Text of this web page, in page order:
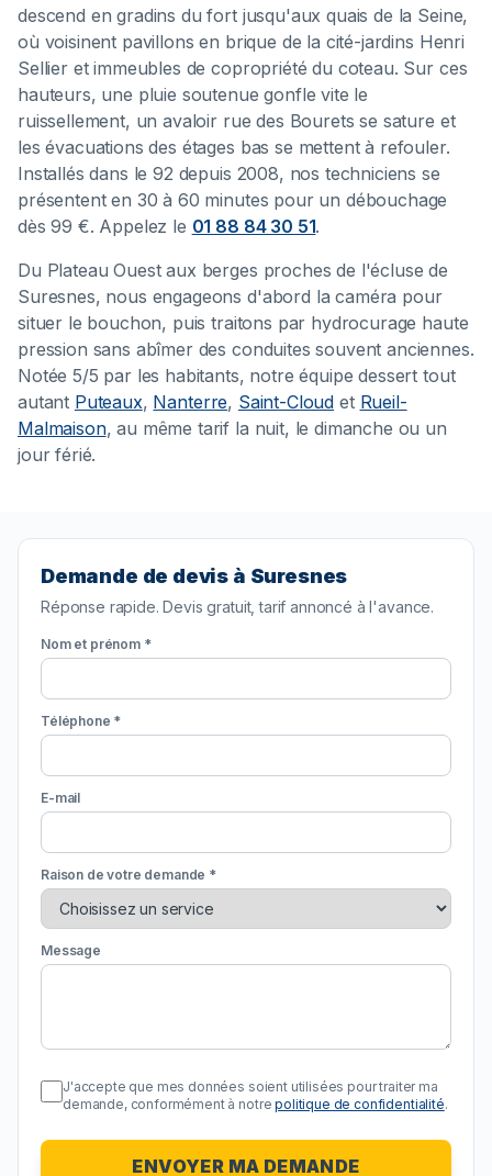
descend en gradins du fort jusqu'aux quais de la Seine,
où voisinent pavillons en brique de la cité-jardins Henri
Sellier et immeubles de copropriété du coteau. Sur ces
hauteurs, une pluie soutenue gonfle vite le
ruissellement, un avaloir rue des Bourets se sature et
les évacuations des étages bas se mettent à refouler.
Installés dans le 92 depuis 2008, nos techniciens se
présentent en 30 à 60 minutes pour un débouchage
dès 99 €. Appelez le 01 88 84 30 51.
Du Plateau Ouest aux berges proches de l'écluse de
Suresnes, nous engageons d'abord la caméra pour
situer le bouchon, puis traitons par hydrocurage haute
pression sans abîmer des conduites souvent anciennes.
Notée 5/5 par les habitants, notre équipe dessert tout
autant Puteaux, Nanterre, Saint-Cloud et Rueil-
Malmaison, au même tarif la nuit, le dimanche ou un
jour férié.
Demande de devis à Suresnes
Réponse rapide. Devis gratuit, tarif annoncé à l'avance.
Nom et prénom *
Téléphone *
E-mail
Raison de votre demande *
Message
J'accepte que mes données soient utilisées pour traiter ma
demande, conformément à notre politique de confidentialité.
ENVOYER MA DEMANDE